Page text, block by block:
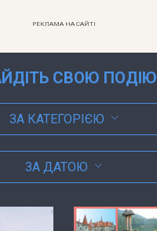
РЕКЛАМА НА САЙТІ
СВОЮ ПОДІЮ
ЗА КАТЕГОРІЄЮ
ЗА ДАТОЮ